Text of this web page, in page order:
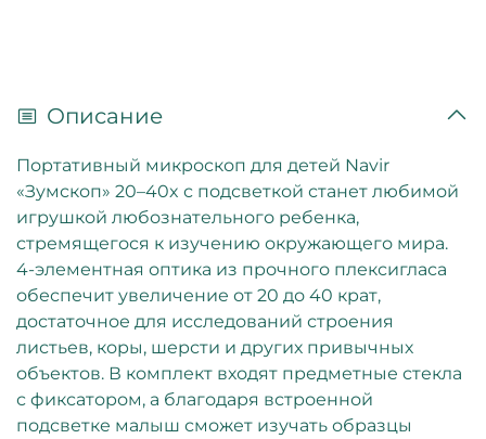
Описание
Портативный микроскоп для детей Navir
«Зумскоп» 20–40x с подсветкой станет любимой
игрушкой любознательного ребенка,
стремящегося к изучению окружающего мира.
4-элементная оптика из прочного плексигласа
обеспечит увеличение от 20 до 40 крат,
достаточное для исследований строения
листьев, коры, шерсти и других привычных
объектов. В комплект входят предметные стекла
с фиксатором, а благодаря встроенной
подсветке малыш сможет изучать образцы